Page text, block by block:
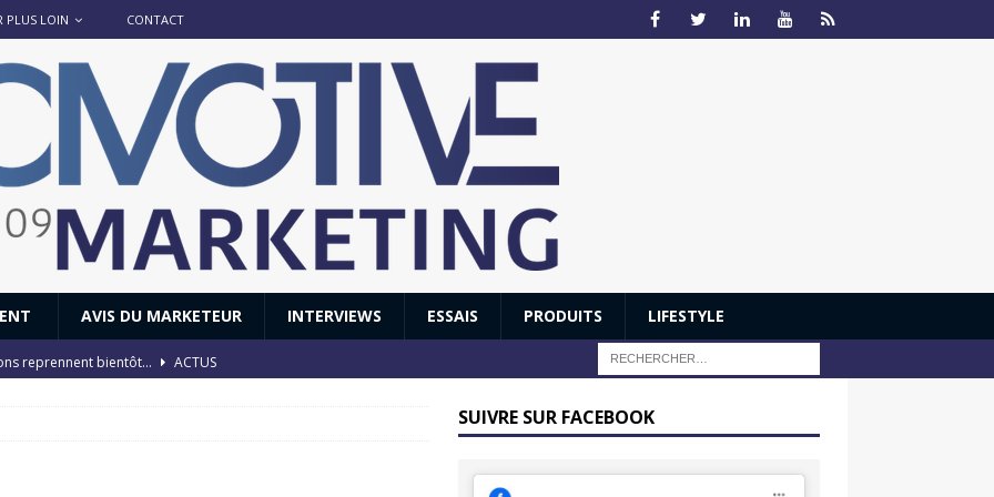
PLUS LOIN CONTACT
AVIS DU MARKETEUR INTERVIEWS ESSAIS PRODUITS LIFESTYLE
reprennent bientôt…
ACTUS
SUIVRE SUR FACEBOOK